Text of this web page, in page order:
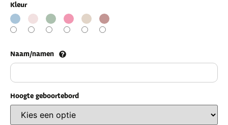
Kleur
Naam/namen
Hoogte geboortebord